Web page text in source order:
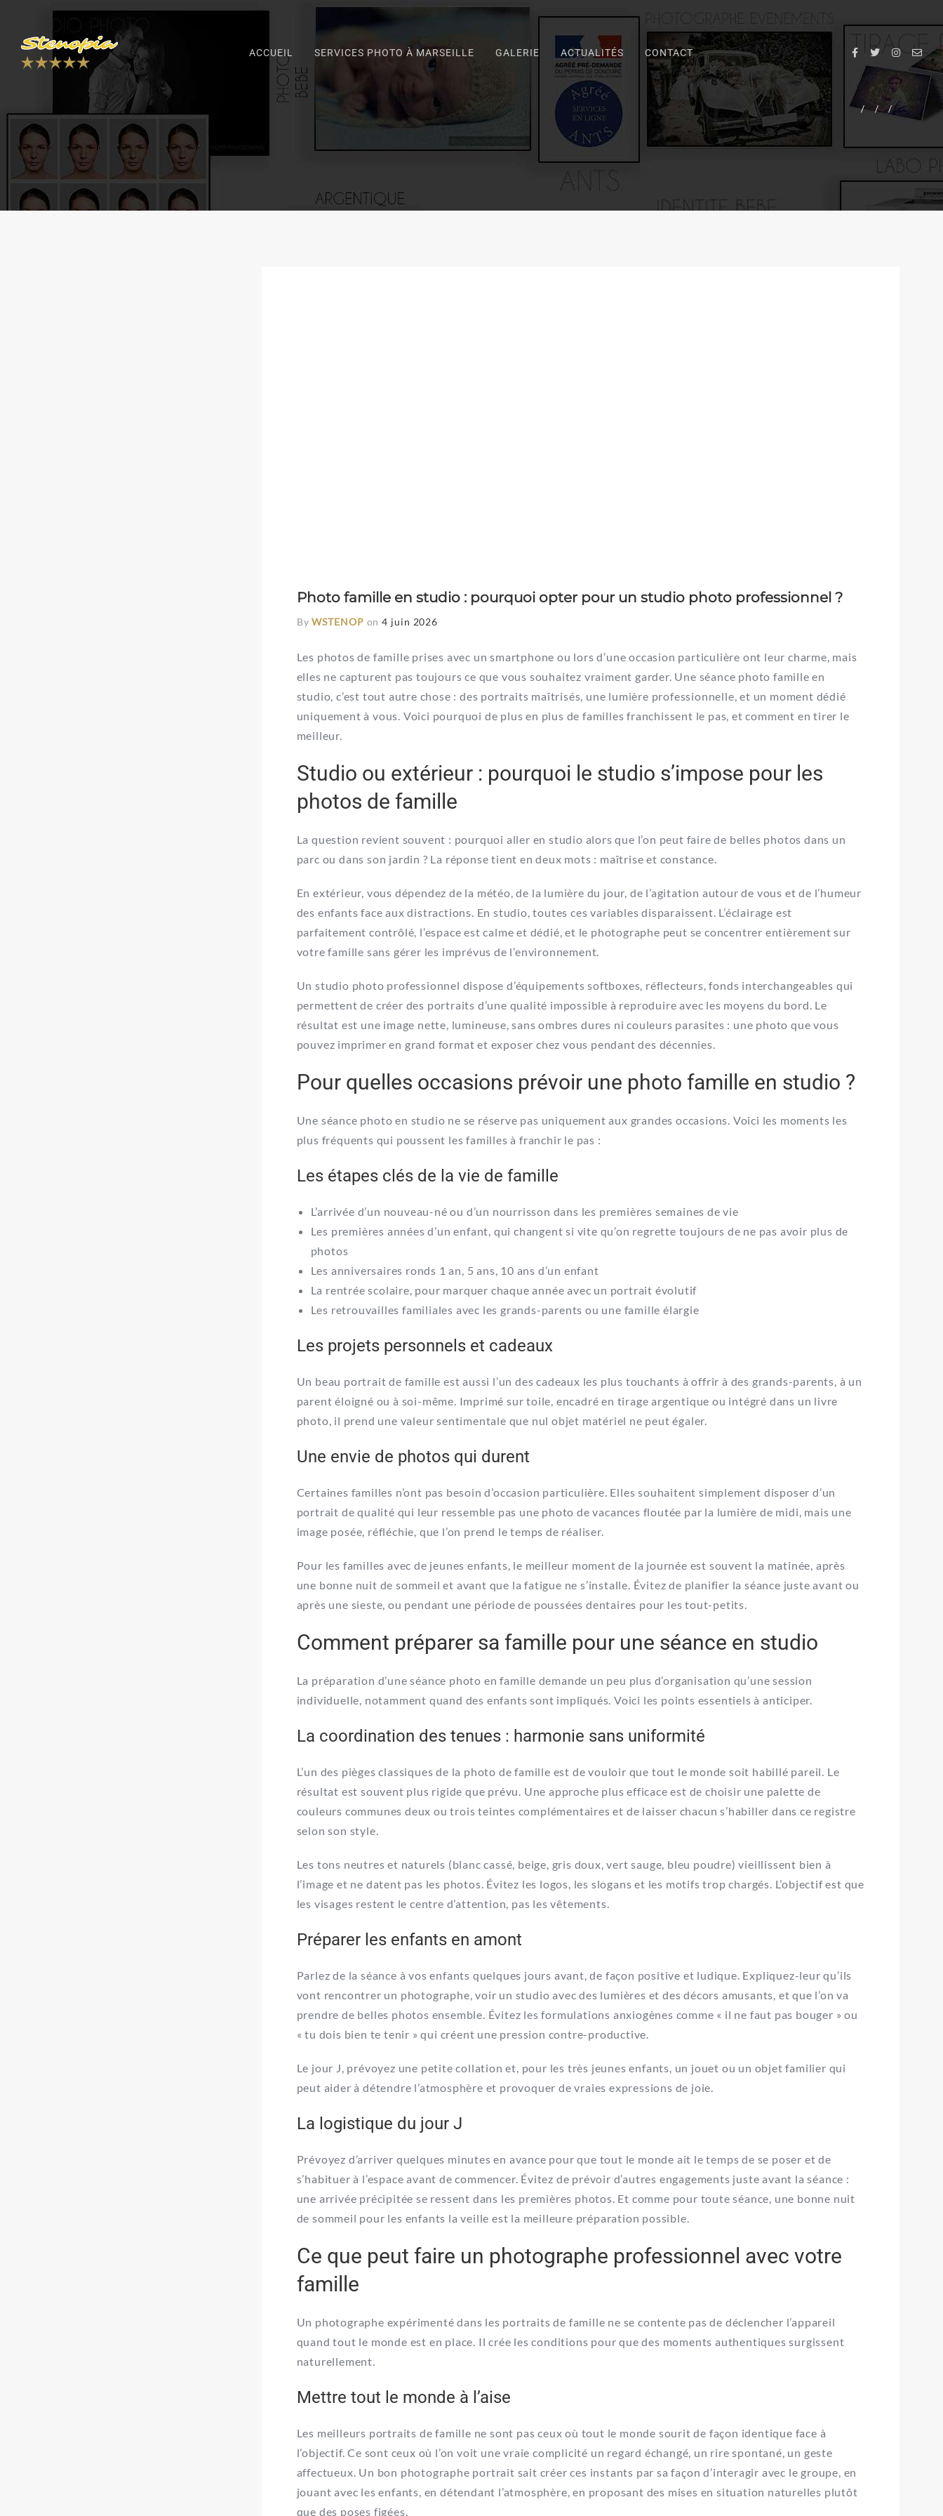
ACCUEIL SERVICES PHOTO À MARSEILLE GALERIE ACTUALITÉS CONTACT
Rechercher :
/ / /
Photo famille en studio : pourquoi opter pour un studio photo professionnel ?
ByWSTENOP on4 juin 2026
Les photos de famille prises avec un smartphone ou lors d’une occasion particulière ont leur charme, mais
elles ne capturent pas toujours ce que vous souhaitez vraiment garder. Une séance photo famille en
studio, c’est tout autre chose : des portraits maîtrisés, une lumière professionnelle, et un moment dédié
uniquement à vous. Voici pourquoi de plus en plus de familles franchissent le pas, et comment en tirer le
meilleur.
Studio ou extérieur : pourquoi le studio s’impose pour les
photos de famille
La question revient souvent : pourquoi aller en studio alors que l’on peut faire de belles photos dans un
parc ou dans son jardin ? La réponse tient en deux mots : maîtrise et constance.
En extérieur, vous dépendez de la météo, de la lumière du jour, de l’agitation autour de vous et de l’humeur
des enfants face aux distractions. En studio, toutes ces variables disparaissent. L’éclairage est
parfaitement contrôlé, l’espace est calme et dédié, et le photographe peut se concentrer entièrement sur
votre famille sans gérer les imprévus de l’environnement.
Unstudio photo professionnel dispose d’équipements softboxes, réflecteurs, fonds interchangeables qui
permettent de créer des portraits d’une qualité impossible à reproduire avec les moyens du bord. Le
résultat est une image nette, lumineuse, sans ombres dures ni couleurs parasites : une photo que vous
pouvez imprimer en grand format et exposer chez vous pendant des décennies.
Pour quelles occasions prévoir une photo famille en studio ?
Une séance photo en studio ne se réserve pas uniquement aux grandes occasions. Voici les moments les
plus fréquents qui poussent les familles à franchir le pas :
Les étapes clés de la vie de famille
L’arrivée d’un nouveau-né ou d’un nourrisson dans les premières semaines de vie
Les premières années d’un enfant, qui changent si vite qu’on regrette toujours de ne pas avoir plus de
photos
Les anniversaires ronds 1 an, 5 ans, 10 ans d’un enfant
La rentrée scolaire, pour marquer chaque année avec un portrait évolutif
Les retrouvailles familiales avec les grands-parents ou une famille élargie
Les projets personnels et cadeaux
Un beau portrait de famille est aussi l’un des cadeaux les plus touchants à offrir à des grands-parents, à un
parent éloigné ou à soi-même. Imprimé sur toile, encadré en tirage argentique ou intégré dans un livre
photo, il prend une valeur sentimentale que nul objet matériel ne peut égaler.
Une envie de photos qui durent
Certaines familles n’ont pas besoin d’occasion particulière. Elles souhaitent simplement disposer d’un
portrait de qualité qui leur ressemble pas une photo de vacances floutée par la lumière de midi, mais une
image posée, réfléchie, que l’on prend le temps de réaliser.
Pour les familles avec de jeunes enfants, le meilleur moment de la journée est souvent la matinée, après
une bonne nuit de sommeil et avant que la fatigue ne s’installe. Évitez de planifier la séance juste avant ou
après une sieste, ou pendant une période de poussées dentaires pour les tout-petits.
Comment préparer sa famille pour une séance en studio
La préparation d’uneséance photo en famille demande un peu plus d’organisation qu’une session
individuelle, notamment quand des enfants sont impliqués. Voici les points essentiels à anticiper.
La coordination des tenues : harmonie sans uniformité
L’un des pièges classiques de la photo de famille est de vouloir que tout le monde soit habillé pareil. Le
résultat est souvent plus rigide que prévu. Une approche plus efficace est de choisir une palette de
couleurs communes deux ou trois teintes complémentaires et de laisser chacun s’habiller dans ce registre
selon son style.
Les tons neutres et naturels (blanc cassé, beige, gris doux, vert sauge, bleu poudre) vieillissent bien à
l’image et ne datent pas les photos. Évitez les logos, les slogans et les motifs trop chargés. L’objectif est que
les visages restent le centre d’attention, pas les vêtements.
Préparer les enfants en amont
Parlez de la séance à vos enfants quelques jours avant, de façon positive et ludique. Expliquez-leur qu’ils
vont rencontrer un photographe, voir un studio avec des lumières et des décors amusants, et que l’on va
prendre de belles photos ensemble. Évitez les formulations anxiogènes comme « il ne faut pas bouger » ou
« tu dois bien te tenir » qui créent une pression contre-productive.
Le jour J, prévoyez une petite collation et, pour les très jeunes enfants, un jouet ou un objet familier qui
peut aider à détendre l’atmosphère et provoquer de vraies expressions de joie.
La logistique du jour J
Prévoyez d’arriver quelques minutes en avance pour que tout le monde ait le temps de se poser et de
s’habituer à l’espace avant de commencer. Évitez de prévoir d’autres engagements juste avant la séance :
une arrivée précipitée se ressent dans les premières photos. Et comme pour toute séance, une bonne nuit
de sommeil pour les enfants la veille est la meilleure préparation possible.
Ce que peut faire un photographe professionnel avec votre
famille
Un photographe expérimenté dans les portraits de famille ne se contente pas de déclencher l’appareil
quand tout le monde est en place. Il crée les conditions pour que des moments authentiques surgissent
naturellement.
Mettre tout le monde à l’aise
Les meilleurs portraits de famille ne sont pas ceux où tout le monde sourit de façon identique face à
l’objectif. Ce sont ceux où l’on voit une vraie complicité un regard échangé, un rire spontané, un geste
affectueux. Un bon photographe portrait sait créer ces instants par sa façon d’interagir avec le groupe, en
jouant avec les enfants, en détendant l’atmosphère, en proposant des mises en situation naturelles plutôt
que des poses figées.